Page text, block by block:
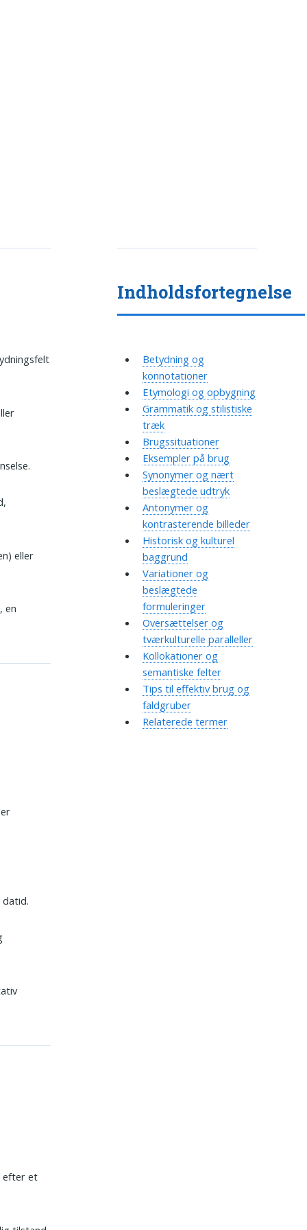
eller
en
efter et
Indholdsfortegnelse
Betydning og
konnotationer
Etymologi og opbygning
Grammatik og stilistiske
træk
Brugssituationer
Eksempler på brug
Synonymer og nært
beslægtede udtryk
Antonymer og
kontrasterende billeder
Historisk og kulturel
baggrund
Variationer og
beslægtede
formuleringer
Oversættelser og
tværkulturelle paralleller
Kollokationer og
semantiske felter
Tips til effektiv brug og
faldgruber
Relaterede termer